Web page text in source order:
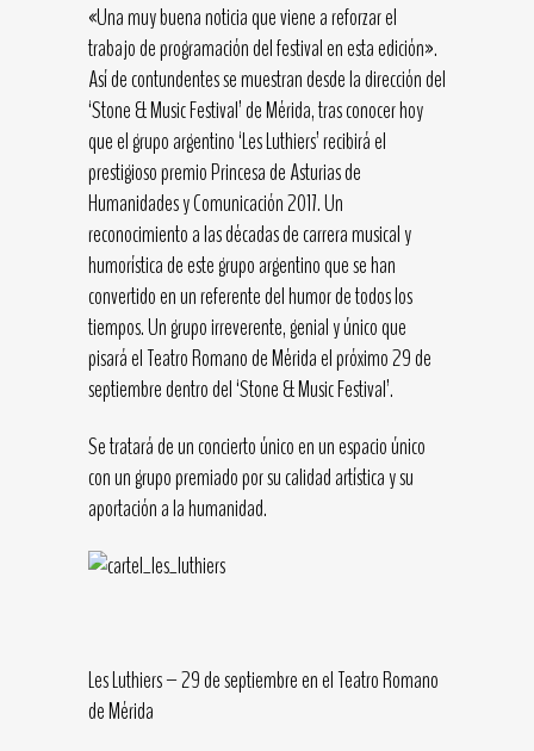
«Una muy buena noticia que viene a reforzar el
trabajo de programación del festival en esta edición».
Así de contundentes se muestran desde la dirección del
‘Stone & Music Festival’ de Mérida, tras conocer hoy
que el grupo argentino ‘Les Luthiers’ recibirá el
prestigioso premio Princesa de Asturias de
Humanidades y Comunicación 2017. Un
reconocimiento a las décadas de carrera musical y
humorística de este grupo argentino que se han
convertido en un referente del humor de todos los
tiempos. Un grupo irreverente, genial y único que
pisará el Teatro Romano de Mérida el próximo 29 de
septiembre dentro del ‘Stone & Music Festival’.
Se tratará de un concierto único en un espacio único
con un grupo premiado por su calidad artística y su
aportación a la humanidad.
Les Luthiers – 29 de septiembre en el Teatro Romano
de Mérida